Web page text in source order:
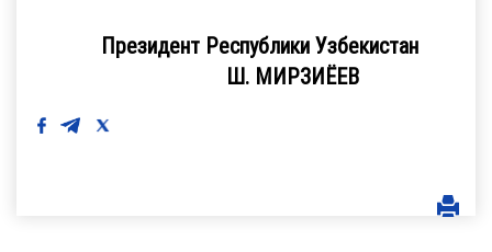
Президент Республики Узбекистан
Ш. МИРЗИЁЕВ